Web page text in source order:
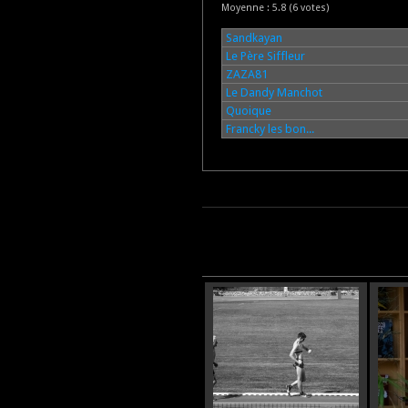
Moyenne : 5.8 (6votes)
Sandkayan
Le Père Siffleur
ZAZA81
Le Dandy Manchot
Quoique
Francky les bon...